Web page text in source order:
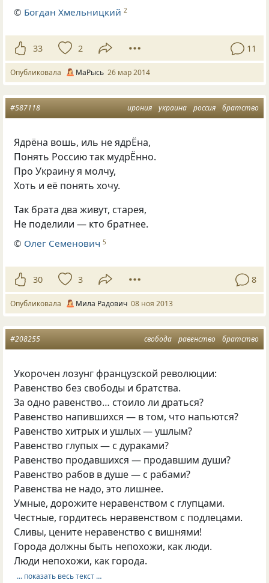
© Богдан Хмельницкий 2
33 2 11
Опубликовала МаРысь 26 мар 2014
ирония украина россия братство
#587118
Ядрёна вошь, иль не ядрЁна,
Понять Россию так мудрЁнно.
Про Украину я молчу,
Хоть и её понять хочу.
Так брата два живут, старея,
Не поделили — кто братнее.
© Олег Семенович 5
30 3 8
Опубликовала Мила Радович 08 ноя 2013
свобода равенство братство
#208255
Укорочен лозунг французской революции:
Равенство без свободы и братства.
За одно равенство… стоило ли драться?
Равенство напившихся — в том, что напьются?
Равенство хитрых и ушлых — ушлым?
Равенство глупых — с дураками?
Равенство продавшихся — продавшим души?
Равенство рабов в душе — с рабами?
Равенства не надо, это лишнее.
Умные, дорожите неравенством с глупцами.
Честные, гордитесь неравенством с подлецами.
Сливы, цените неравенство с вишнями!
Города должны быть непохожи, как люди.
Люди непохожи, как города.
… показать весь текст …